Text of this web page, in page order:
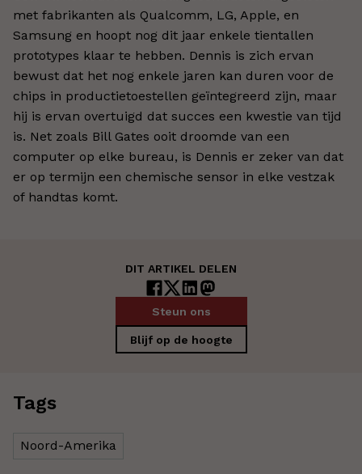
met fabrikanten als Qualcomm, LG, Apple, en
Samsung en hoopt nog dit jaar enkele tientallen
prototypes klaar te hebben. Dennis is zich ervan
bewust dat het nog enkele jaren kan duren voor de
chips in productietoestellen geïntegreerd zijn, maar
hij is ervan overtuigd dat succes een kwestie van tijd
is. Net zoals Bill Gates ooit droomde van een
computer op elke bureau, is Dennis er zeker van dat
er op termijn een chemische sensor in elke vestzak
of handtas komt.
DIT ARTIKEL DELEN
Steun ons
Blijf op de hoogte
Tags
Noord-Amerika